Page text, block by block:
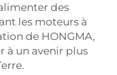
des
les moteurs à
de HONGMA,
à un avenir plus